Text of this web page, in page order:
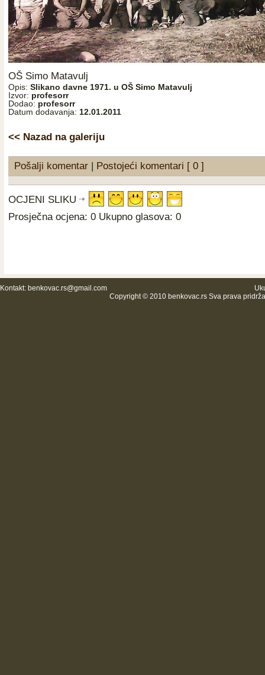
OŠ Simo Matavulj
Opis: Slikano davne 1971. u OŠ Simo Matavulj
Izvor: profesorr
Dodao: profesorr
Datum dodavanja: 12.01.2011
<< Nazad na galeriju
Pošalji komentar Postojeći komentari [ 0 ]
OCJENI SLIKU
Prosječna ocjena: 0 Ukupno glasova: 0
Kontakt: benkovac.rs@gmail.com
Copyright © 2010 benkovac.rs Sva prava